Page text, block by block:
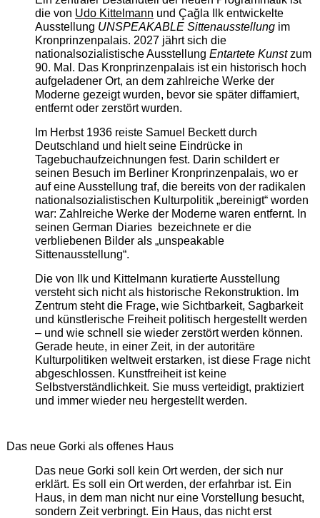
die von Udo Kittelmann und Çağla Ilk entwickelte
Ausstellung UNSPEAKABLE Sittenausstellungim
Kronprinzenpalais. 2027 jährt sich die
nationalsozialistische Ausstellung Entartete Kunstzum
90. Mal. Das Kronprinzenpalais ist ein historisch hoch
aufgeladener Ort, an dem zahlreiche Werke der
Moderne gezeigt wurden, bevor sie später diffamiert,
entfernt oder zerstört wurden.
Im Herbst 1936 reiste Samuel Beckett durch
Deutschland und hielt seine Eindrücke in
Tagebuchaufzeichnungen fest. Darin schildert er
seinen Besuch im Berliner Kronprinzenpalais, wo er
auf eine Ausstellung traf, die bereits von der radikalen
nationalsozialistischen Kulturpolitik „bereinigt“ worden
war: Zahlreiche Werke der Moderne waren entfernt. In
seinen German Diaries bezeichnete er die
verbliebenen Bilder als „unspeakable
Sittenausstellung“.
Die von Ilk und Kittelmann kuratierte Ausstellung
versteht sich nicht als historische Rekonstruktion. Im
Zentrum steht die Frage, wie Sichtbarkeit, Sagbarkeit
und künstlerische Freiheit politisch hergestellt werden
– und wie schnell sie wieder zerstört werden können.
Gerade heute, in einer Zeit, in der autoritäre
Kulturpolitiken weltweit erstarken, ist diese Frage nicht
abgeschlossen. Kunstfreiheit ist keine
Selbstverständlichkeit. Sie muss verteidigt, praktiziert
und immer wieder neu hergestellt werden.
Das neue Gorki als offenes Haus
Das neue Gorki soll kein Ort werden, der sich nur
erklärt. Es soll ein Ort werden, der erfahrbar ist. Ein
Haus, in dem man nicht nur eine Vorstellung besucht,
sondern Zeit verbringt. Ein Haus, das nicht erst